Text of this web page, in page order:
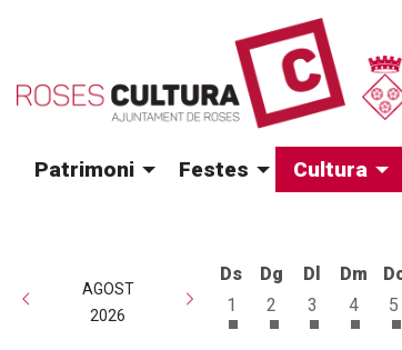
Patrimoni Festes Cultura
AGOST
2026
Ds
1
Dissabte 1 d'agost
Dg
2
Diumenge 2
Dl
3
Dilluns 3
Dm
4
5